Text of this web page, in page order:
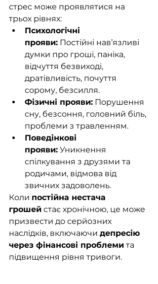
стрес може проявлятися на
трьох рівнях:
Психологічні
прояви: Постійні нав’язливі
думки про гроші, паніка,
відчуття безвиході,
дратівливість, почуття
сорому, безсилля.
Фізичні прояви: Порушення
сну, безсоння, головний біль,
проблеми з травленням.
Поведінкові
прояви: Уникнення
спілкування з друзями та
родичами, відмова від
звичних задоволень.
Коли постійна нестача
грошей стає хронічною, це може
призвести до серйозних
наслідків, включаючи депресію
через фінансові проблеми та
підвищення рівня тривоги.